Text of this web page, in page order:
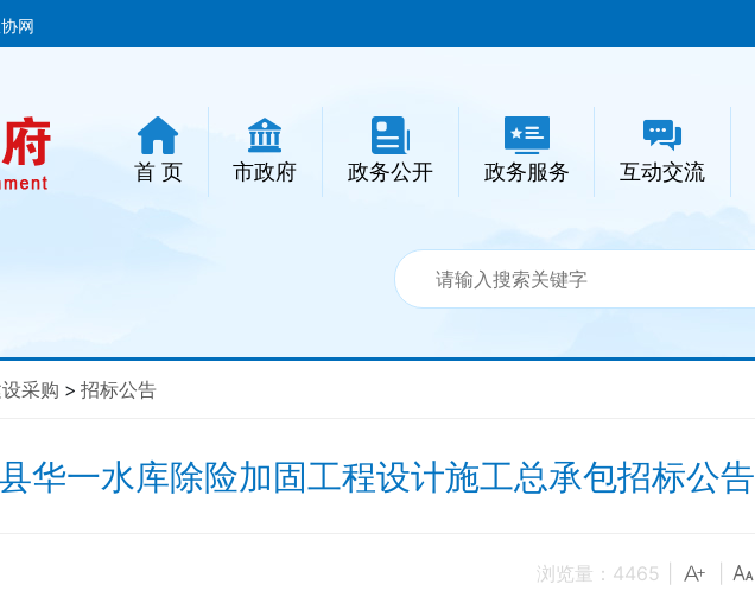
网
首 页 市政府 政务公开 政务服务 互动交流
采购 > 招标公告
华一水库除险加固工程设计施工总承包招标公告
浏览量： 4465